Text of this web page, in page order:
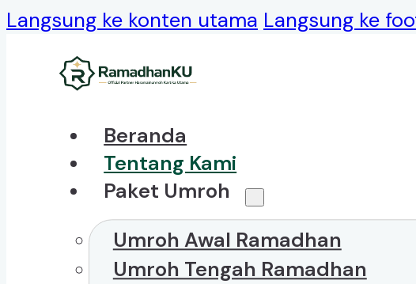
Langsung ke konten utama Langsung ke
Beranda
Tentang Kami
Paket Umroh
Umroh Awal Ramadhan
Umroh Tengah Ramadhan